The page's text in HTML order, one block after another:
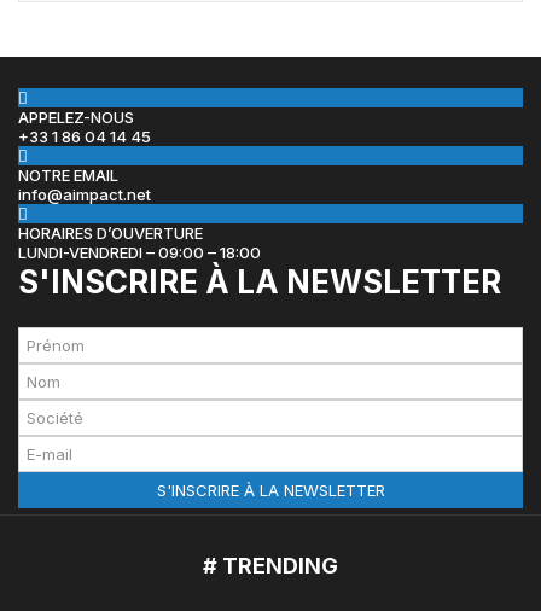
APPELEZ-NOUS
+33 1 86 04 14 45
NOTRE EMAIL
info@aimpact.net
HORAIRES D’OUVERTURE
LUNDI-VENDREDI – 09:00 – 18:00
S'INSCRIRE À LA NEWSLETTER
# TRENDING